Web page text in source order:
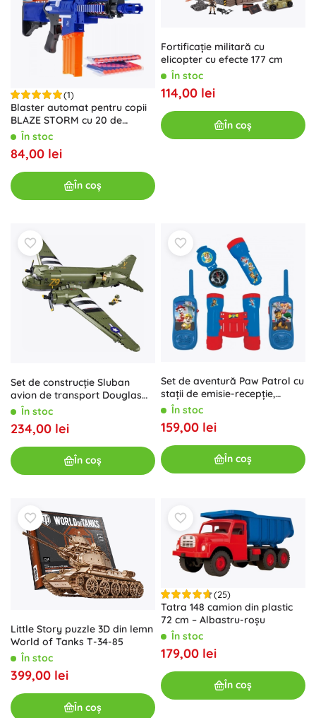
(1)
Blaster automat pentru copii
BLAZE STORM cu 20 de
proiectile din spumă și vizor
În stoc
84,00 lei
În coș
Fortificație militară cu
elicopter cu efecte 177 cm
În stoc
114,00 lei
În coș
Set de construcție Sluban
avion de transport Douglas
C‑47În stoc
234,00 lei
În coș
Set de aventură Paw Patrol cu
stații de emisie-recepție,
binoclu și busolă
În stoc
159,00 lei
În coș
Little Story puzzle 3D din lemn
World of Tanks T-34-85
În stoc
399,00 lei
În coș
(25)
Tatra 148 camion din plastic
72 cm – Albastru-roșu
În stoc
179,00 lei
În coș